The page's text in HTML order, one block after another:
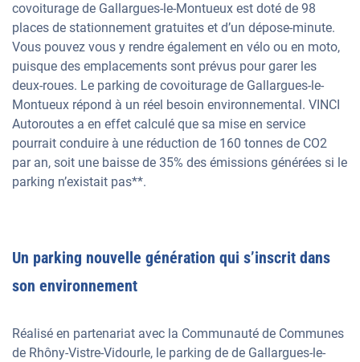
covoiturage de Gallargues-le-Montueux est doté de 98
places de stationnement gratuites et d’un dépose-minute.
Vous pouvez vous y rendre également en vélo ou en moto,
puisque des emplacements sont prévus pour garer les
deux-roues. Le parking de covoiturage de Gallargues-le-
Montueux répond à un réel besoin environnemental. VINCI
Autoroutes a en effet calculé que sa mise en service
pourrait conduire à une réduction de 160 tonnes de CO2
par an, soit une baisse de 35% des émissions générées si le
parking n’existait pas**.
Un parking nouvelle génération qui s’inscrit dans
son environnement
Réalisé en partenariat avec la Communauté de Communes
de Rhôny-Vistre-Vidourle, le parking de de Gallargues-le-